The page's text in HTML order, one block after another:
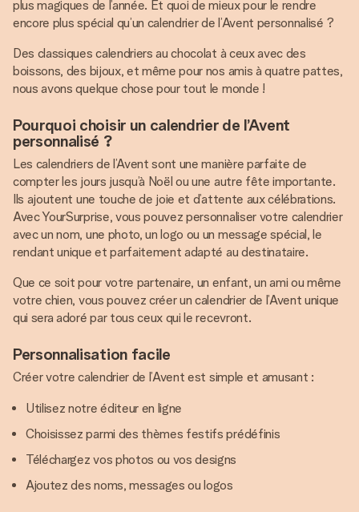
plus magiques de l’année. Et quoi de mieux pour le rendre
encore plus spécial qu’un calendrier de l’Avent personnalisé ?
Des classiques calendriers au chocolat à ceux avec des
boissons, des bijoux, et même pour nos amis à quatre pattes,
nous avons quelque chose pour tout le monde !
Pourquoi choisir un calendrier de l’Avent
personnalisé ?
Les calendriers de l’Avent sont une manière parfaite de
compter les jours jusqu’à Noël ou une autre fête importante.
Ils ajoutent une touche de joie et d’attente aux célébrations.
Avec YourSurprise, vous pouvez personnaliser votre calendrier
avec un nom, une photo, un logo ou un message spécial, le
rendant unique et parfaitement adapté au destinataire.
Que ce soit pour votre partenaire, un enfant, un ami ou même
votre chien, vous pouvez créer un calendrier de l’Avent unique
qui sera adoré par tous ceux qui le recevront.
Personnalisation facile
Créer votre calendrier de l’Avent est simple et amusant :
Utilisez notre éditeur en ligne
Choisissez parmi des thèmes festifs prédéfinis
Téléchargez vos photos ou vos designs
Ajoutez des noms, messages ou logos